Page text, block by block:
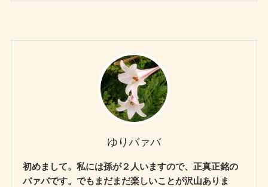
ゆりバァバ
初めまして。私には孫が２人いますので、正真正銘の
バァバです。でもまだまだ楽しいことが沢山ありま